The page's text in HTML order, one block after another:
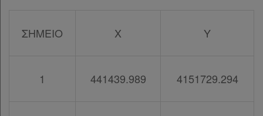
ΣΗΜΕΙΟ Χ Υ
1 441439.989 4151729.294